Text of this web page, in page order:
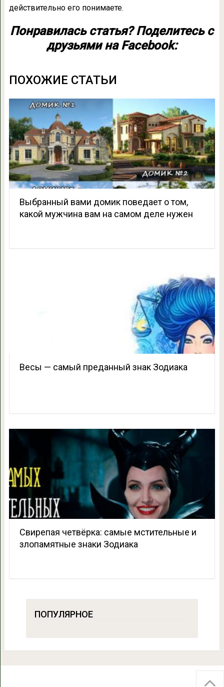
действительно его понимаете.
Понравилась статья? Поделитесь с
друзьями на Facebook:
ПОХОЖИЕ СТАТЬИ
Выбранный вами домик поведает о том,
какой мужчина вам на самом деле нужен
Весы — самый преданный знак Зодиака
Свирепая четвёрка: самые мстительные и
злопамятные знаки Зодиака
ПОПУЛЯРНОЕ